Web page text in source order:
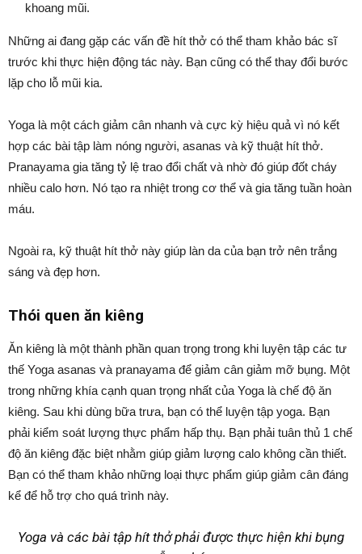
khoang mũi.
Những ai đang gặp các vấn đề hít thở có thể tham khảo bác sĩ
trước khi thực hiện động tác này. Bạn cũng có thể thay đổi bước
lặp cho lỗ mũi kia.
Yoga là một cách giảm cân nhanh và cực kỳ hiệu quả vì nó kết
hợp các bài tập làm nóng người, asanas và kỹ thuật hít thở.
Pranayama gia tăng tỷ lệ trao đổi chất và nhờ đó giúp đốt cháy
nhiều calo hơn. Nó tạo ra nhiệt trong cơ thể và gia tăng tuần hoàn
máu.
Ngoài ra, kỹ thuật hít thở này giúp làn da của bạn trở nên trắng
sáng và đẹp hơn.
Thói quen ăn kiêng
Ăn kiêng là một thành phần quan trọng trong khi luyện tập các tư
thế Yoga asanas và pranayama để giảm cân giảm mỡ bụng. Một
trong những khía cạnh quan trọng nhất của Yoga là chế độ ăn
kiêng. Sau khi dùng bữa trưa, bạn có thể luyện tập yoga. Bạn
phải kiểm soát lượng thực phẩm hấp thụ. Bạn phải tuân thủ 1 chế
độ ăn kiêng đặc biệt nhằm giúp giảm lượng calo không cần thiết.
Bạn có thể tham khảo những loại thực phẩm giúp giảm cân đáng
kể để hỗ trợ cho quá trình này.
Yoga và các bài tập hít thở phải được thực hiện khi bụng